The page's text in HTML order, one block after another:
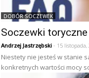
DOBÓR SOCZEWEK
Soczewki
Andrzej Jastrzębski - 15 listopada,
Niestety nie jesteś w stanie
konkretnych wartości mocy